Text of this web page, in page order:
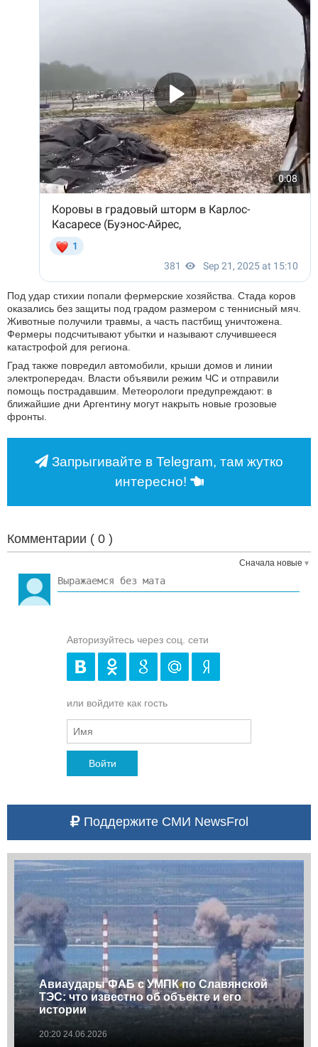
Под удар стихии попали фермерские хозяйства. Стада коров
оказались без защиты под градом размером с теннисный мяч.
Животные получили травмы, а часть пастбищ уничтожена.
Фермеры подсчитывают убытки и называют случившееся
катастрофой для региона.
Град также повредил автомобили, крыши домов и линии
электропередач. Власти объявили режим ЧС и отправили
помощь пострадавшим. Метеорологи предупреждают: в
ближайшие дни Аргентину могут накрыть новые грозовые
фронты.
Запрыгивайте в Telegram, там жутко
интересно!
Комментарии ( 0 )
Сначала новые
Авторизуйтесь через соц. сети
или войдите как гость
Войти
Поддержите СМИ NewsFrol
Авиаудары ФАБ с УМПК по Славянской
ТЭС: что известно об объекте и его
истории
20:20 24.06.2026